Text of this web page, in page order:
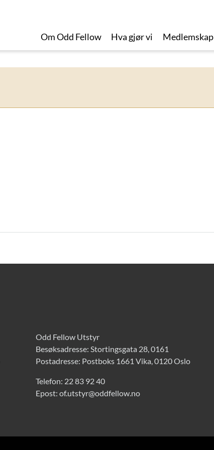
Om Odd Fellow Hva gjør vi Medlemskap
Odd Fellow Utstyr
Besøksadresse: Stortingsgata 28, 0161
Postadresse: Postboks 1661 Vika, 0120 Oslo
Telefon: 22 83 92 40
Epost: of.utstyr@oddfellow.no